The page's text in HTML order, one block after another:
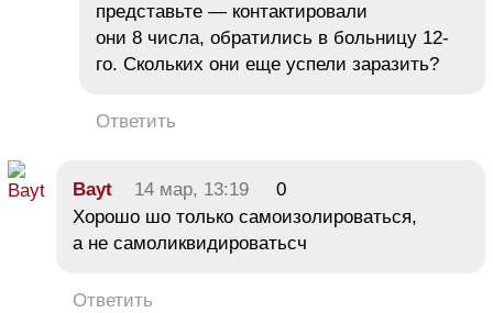
представьте — контактировали
они 8 числа, обратились в больницу 12-
го. Скольких они еще успели заразить?
Ответить
Bayt 14 мар, 13:19
0
Хорошо шо только самоизолироваться,
а не самоликвидироватьсч
Ответить